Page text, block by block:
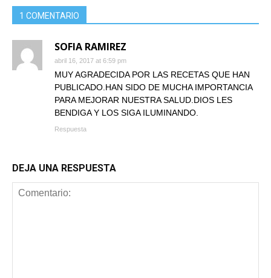
1 COMENTARIO
SOFIA RAMIREZ
abril 16, 2017 at 6:59 pm
MUY AGRADECIDA POR LAS RECETAS QUE HAN
PUBLICADO.HAN SIDO DE MUCHA IMPORTANCIA
PARA MEJORAR NUESTRA SALUD.DIOS LES
BENDIGA Y LOS SIGA ILUMINANDO.
Respuesta
DEJA UNA RESPUESTA